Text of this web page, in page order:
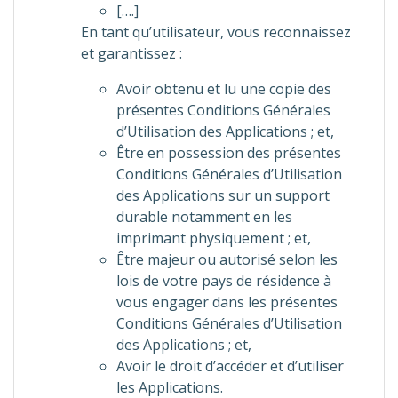
[….]
En tant qu’utilisateur, vous reconnaissez
et garantissez :
Avoir obtenu et lu une copie des
présentes Conditions Générales
d’Utilisation des Applications ; et,
Être en possession des présentes
Conditions Générales d’Utilisation
des Applications sur un support
durable notamment en les
imprimant physiquement ; et,
Être majeur ou autorisé selon les
lois de votre pays de résidence à
vous engager dans les présentes
Conditions Générales d’Utilisation
des Applications ; et,
Avoir le droit d’accéder et d’utiliser
les Applications.